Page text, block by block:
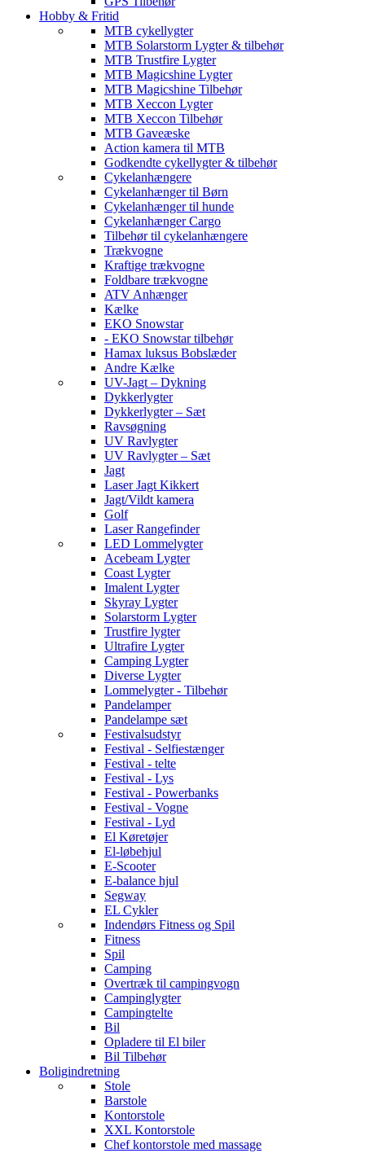
Hobby & Fritid
MTB cykellygter
MTB Solarstorm Lygter & tilbehør
MTB Trustfire Lygter
MTB Magicshine Lygter
MTB Magicshine Tilbehør
MTB Xeccon Lygter
MTB Xeccon Tilbehør
MTB Gaveæske
Action kamera til MTB
Godkendte cykellygter & tilbehør
Cykelanhængere
Cykelanhænger til Børn
Cykelanhænger til hunde
Cykelanhænger Cargo
Tilbehør til cykelanhængere
Trækvogne
Kraftige trækvogne
Foldbare trækvogne
ATV Anhænger
Kælke
EKO Snowstar
- EKO Snowstar tilbehør
Hamax luksus Bobslæder
Andre Kælke
UV-Jagt – Dykning
Dykkerlygter
Dykkerlygter – Sæt
Ravsøgning
UV Ravlygter
UV Ravlygter – Sæt
Jagt
Laser Jagt Kikkert
Jagt/Vildt kamera
Golf
Laser Rangefinder
LED Lommelygter
Acebeam Lygter
Coast Lygter
Imalent Lygter
Skyray Lygter
Solarstorm Lygter
Trustfire lygter
Ultrafire Lygter
Camping Lygter
Diverse Lygter
Lommelygter - Tilbehør
Pandelamper
Pandelampe sæt
Festivalsudstyr
Festival - Selfiestænger
Festival - telte
Festival - Lys
Festival - Powerbanks
Festival - Vogne
Festival - Lyd
El Køretøjer
El-løbehjul
E-Scooter
E-balance hjul
Segway
EL Cykler
Indendørs Fitness og Spil
Fitness
Spil
Camping
Overtræk til campingvogn
Campinglygter
Campingtelte
Bil
Opladere til El biler
Bil Tilbehør
Boligindretning
Stole
Barstole
Kontorstole
XXL Kontorstole
Chef kontorstole med massage